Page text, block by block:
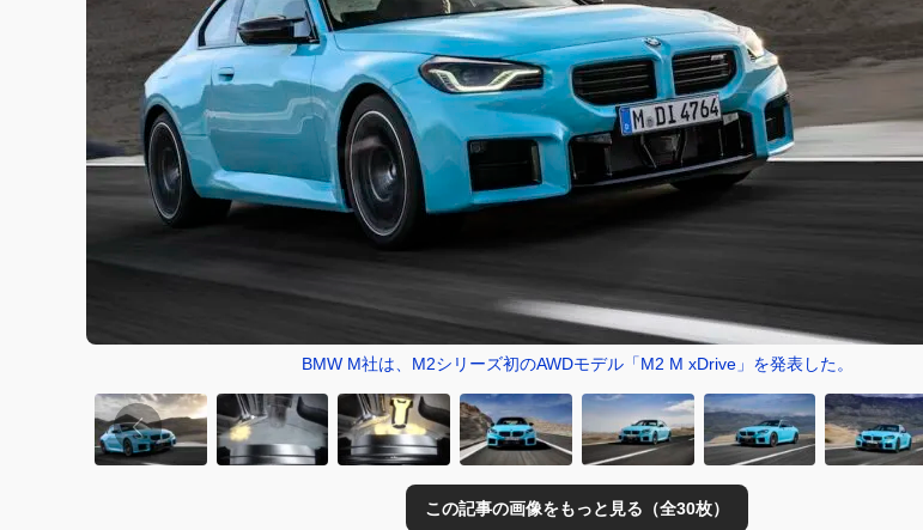
BMW M社は、M2シリーズ初のAWDモデル「M2 M xDrive」を発表した。
この記事の画像をもっと見る（全30枚）